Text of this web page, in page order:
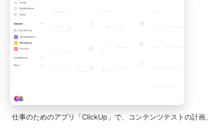
仕事のためのアプリ「ClickUp」で、コンテンツテストの計画、